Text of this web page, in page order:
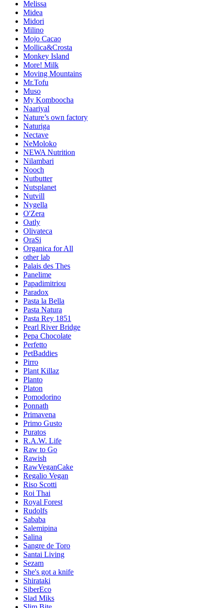
Melissa
Midea
Midori
Milino
Mojo Cacao
Mollica&Crosta
Monkey Island
More! Milk
Moving Mountains
Mr.Tofu
Muso
My Komboocha
Naariyal
Nature’s own factory
Naturiga
Nectave
NeMoloko
NEWA Nutrition
Nilambari
Nooch
Nutbutter
Nutsplanet
Nutvill
Nygella
O'Zera
Oatly
Olivateca
OraSi
Organica for All
other lab
Palais des Thes
Panelime
Papadimitriou
Paradox
Pasta la Bella
Pasta Natura
Pasta Rey 1851
Pearl River Bridge
Pepa Chocolate
Perfetto
PetBaddies
Pirro
Plant Killaz
Planto
Platon
Pomodorino
Ponnath
Primavena
Primo Gusto
Puratos
R.A.W. Life
Raw to Go
Rawish
RawVeganCake
Regalio Vegan
Riso Scotti
Roi Thai
Royal Forest
Rudolfs
Sababa
Salemipina
Salina
Sangre de Toro
Santai Living
Sezam
She's got a knife
Shirataki
SiberEco
Slad Miks